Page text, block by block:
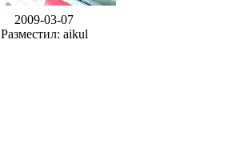
2009-03-07
Разместил: aikul